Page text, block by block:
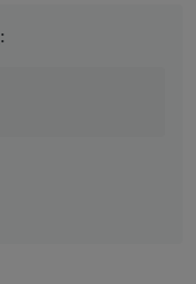
: